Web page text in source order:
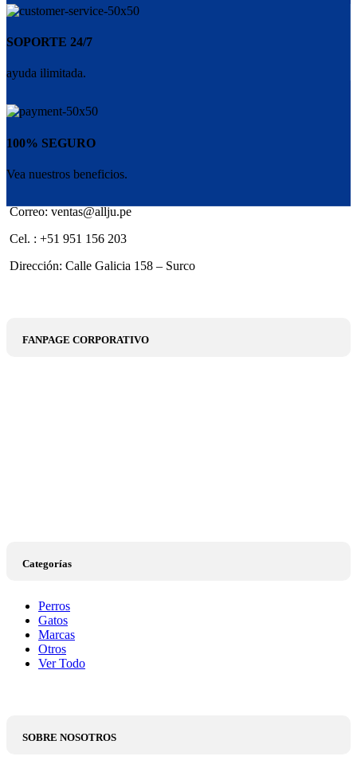
SOPORTE 24/7
ayuda ilimitada.
100% SEGURO
Vea nuestros beneficios.
Correo: ventas@allju.pe
Cel. : +51 951 156 203
Dirección: Calle Galicia 158 – Surco
FANPAGE CORPORATIVO
Categorías
Perros
Gatos
Marcas
Otros
Ver Todo
SOBRE NOSOTROS